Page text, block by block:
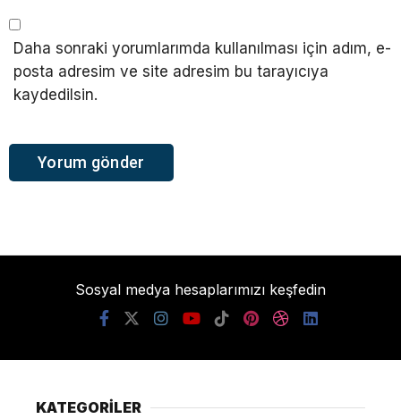
Daha sonraki yorumlarımda kullanılması için adım, e-
posta adresim ve site adresim bu tarayıcıya
kaydedilsin.
Sosyal medya hesaplarımızı keşfedin
KATEGORİLER